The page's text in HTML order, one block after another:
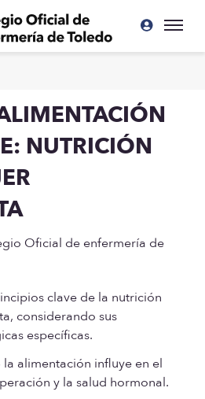
NUTRICIÓN
Oficial de enfermería de
clave de la nutrición
considerando sus
específicas.
alimentación influye en el
y la salud hormonal.